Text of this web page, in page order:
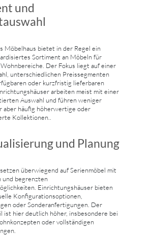
und
Möbelhaus bietet in der Regel ein
Sortiment an Möbeln für
Der Fokus liegt auf einer
unterschiedlichen Preissegmenten
oder kurzfristig lieferbaren
arbeiten meist mit einer
Auswahl und führen weniger
aber häufig höherwertige oder
Kollektionen..
und Planung
überwiegend auf Serienmöbel mit
und begrenzten
Einrichtungshäuser bieten
Konfigurationsoptionen,
oder Sonderanfertigungen. Der
ist hier deutlich höher, insbesondere bei
oder vollständigen